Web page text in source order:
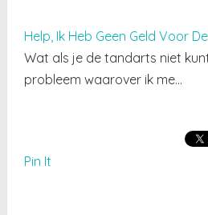
Help, Ik Heb Geen Geld Voor
Wat als je de tandarts niet
probleem waarover ik me…
Pin It